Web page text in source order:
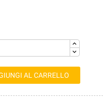
AL CARRELLO